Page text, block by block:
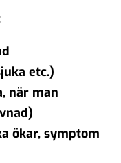
etc.)
när man
ökar, symptom